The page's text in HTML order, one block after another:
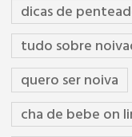
dicas de
tudo sobre
quero ser noiva
cha de bebe on